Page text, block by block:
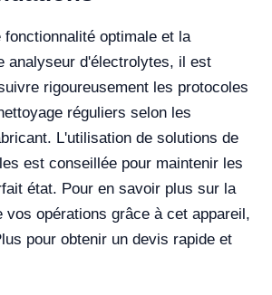
fonctionnalité optimale et la
analyseur d'électrolytes, il est
rigoureusement les protocoles
réguliers selon les
L'utilisation de solutions de
est conseillée pour maintenir les
état. Pour en savoir plus sur la
vos opérations grâce à cet appareil,
pour obtenir un devis rapide et